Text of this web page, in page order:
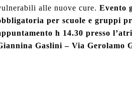
alle nuove cure. Evento
per scuole e gruppi
h 14.30 presso
Gaslini – Via Gerolamo